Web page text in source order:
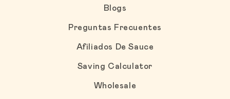
Blogs
Preguntas Frecuentes
Afiliados De Sauce
Saving Calculator
Wholesale